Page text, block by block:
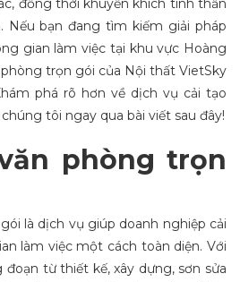
đồng thời khuyến khích tinh thần
Nếu bạn đang tìm kiếm giải pháp
gian làm việc tại khu vực Hoàng
trọn gói của Nội thất VietSky
phá rõ hơn về dịch vụ cải tạo
tôi ngay qua bài viết sau đây!
phòng trọn
là dịch vụ giúp doanh nghiệp cải
làm việc một cách toàn diện. Với
đoạn từ thiết kế, xây dựng, sơn sửa